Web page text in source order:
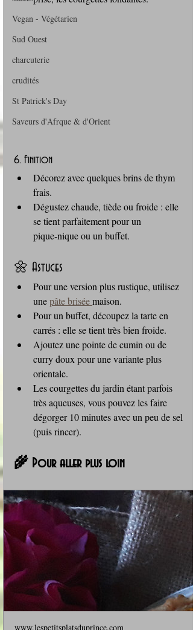
Vegan - Végétarien
Sud Ouest
charcuterie
crudités
St Patrick's Day
Saveurs d'Afrque & d'Orient
6. Finition
Décorez avec quelques brins de thym
frais.
Dégustez chaude, tiède ou froide : elle
se tient parfaitement pour un
pique‑nique ou un buffet.
🌼 Astuces
Pour une version plus rustique, utilisez
une pâte brisée maison.
Pour un buffet, découpez la tarte en
carrés : elle se tient très bien froide.
Ajoutez une pointe de cumin ou de
curry doux pour une variante plus
orientale.
Les courgettes du jardin étant parfois
très aqueuses, vous pouvez les faire
dégorger 10 minutes avec un peu de sel
(puis rincer).
🌾 Pour aller plus loin
www.lespetitsplatsduprince.com